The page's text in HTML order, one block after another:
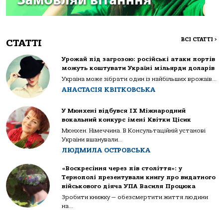
СТАТТІ ВСІ СТАТТІ >
Урожай під загрозою: російські атаки портів
можуть коштувати Україні мільярди доларів
Україна може зібрати один із найбільших врожаїв...
АНАСТАСІЯ КВІТКОВСЬКА
У Мюнхені відбувся IX Міжнародний
вокальний конкурс імені Квітки Цісик
Мюнхен. Німеччина. В Консультаційній установі
України вшанували...
ЛЮДМИЛА ОСТРОВСЬКА
«Воскресіння через пів століття»: у
Тернополі презентували книгу про видатного
військового діяча УПА Василя Процюка
Зробити книжку — обезсмертити життя людини
на...